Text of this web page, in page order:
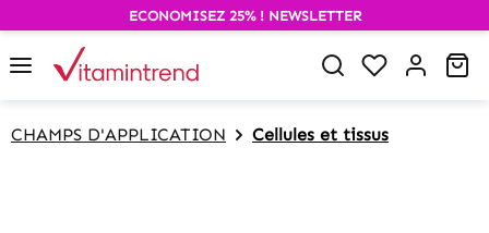
springen
ECONOMISEZ 25% ! NEWSLETTER
CHAMPS D'APPLICATION Cellules et tissus